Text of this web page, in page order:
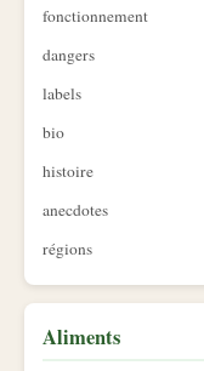
fonctionnement
dangers
labels
bio
histoire
anecdotes
régions
Aliments